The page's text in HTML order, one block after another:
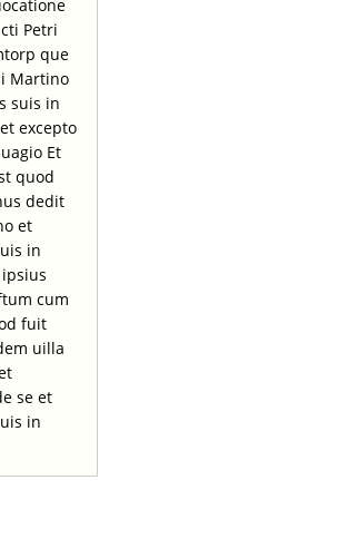
Petri
que
Martino
suis in
excepto
Et
quod
dedit
et
in
cum
fuit
uilla
se et
in